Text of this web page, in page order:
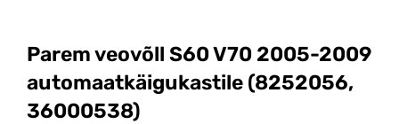
Parem veovõll S60 V70 2005-2009
automaatkäigukastile (8252056,
36000538)